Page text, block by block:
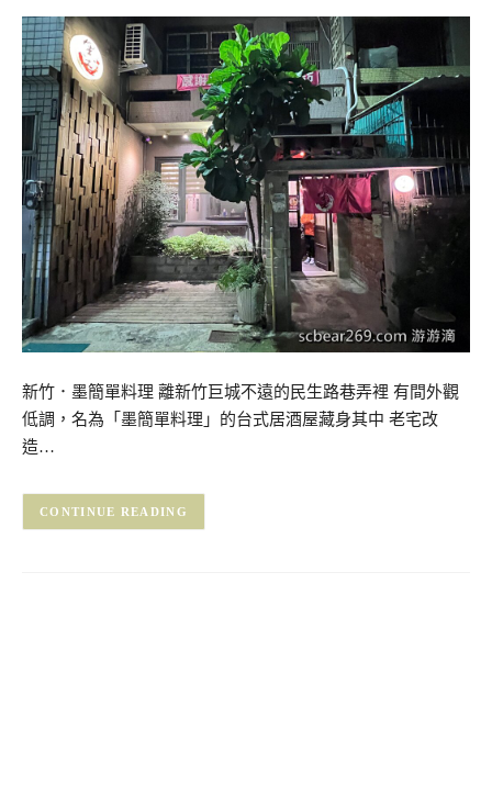
新竹．墨簡單料理 離新竹巨城不遠的民生路巷弄裡 有間外觀
低調，名為「墨簡單料理」的台式居酒屋藏身其中 老宅改
造…
CONTINUE READING